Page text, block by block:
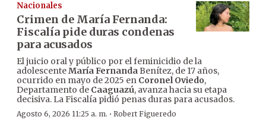
Nacionales
Crimen de María Fernanda:
Fiscalía pide duras condenas
para acusados
El juicio oral y público por el feminicidio de la
adolescenteMaría FernandaBenítez, de 17 años,
ocurrido en mayo de 2025 en Coronel Oviedo,
Departamento de Caaguazú, avanza hacia su etapa
decisiva. La Fiscalía pidió penas duras para acusados.
Agosto 6, 2026 11:25 a. m. · Robert Figueredo